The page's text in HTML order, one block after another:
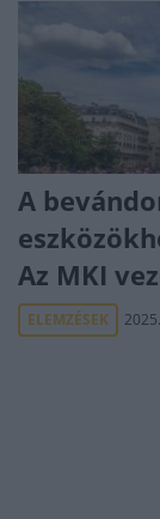
A
Az MKI
ELEMZÉSEK